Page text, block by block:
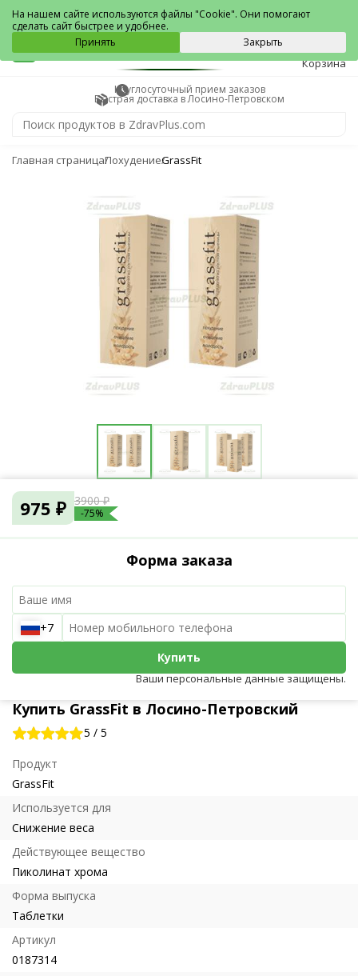
Лосино-Петровский
0
Корзина
Круглосуточный прием заказов
Быстрая доставка в Лосино-Петровском
Главная страницаПохудениеGrassFit
Купить GrassFit в Лосино-Петровский
5 / 5
Продукт
GrassFit
Используется для
Снижение веса
Действующее вещество
Пиколинат хрома
Форма выпуска
Таблетки
Артикул
0187314
975 ₽ 3900 ₽
-75%
Форма заказа
+7
Купить
Ваши персональные данные защищены.
На нашем сайте используются файлы "Cookie". Они помогают
сделать сайт быстрее и удобнее.
Принять
Закрыть